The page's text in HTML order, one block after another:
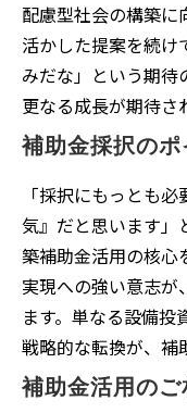
配慮型社会の構築に
活かした提案を続け
みだな」という期待
更なる成長が期待さ
補助金採択のポ
「採択にもっとも
気』だと思います」
築補助金活用の核心
実現への強い意志が
ます。単なる設備
戦略的な転換が、補
補助金活用の